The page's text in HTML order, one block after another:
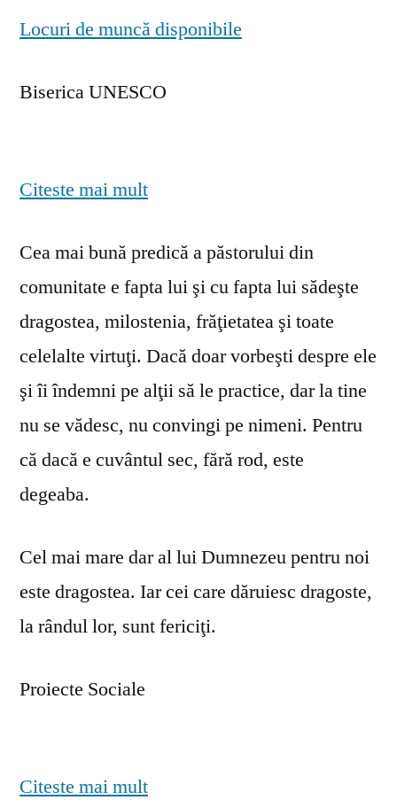
Locuri de muncă disponibile
Biserica UNESCO
Citeste mai mult
Cea mai bună predică a păstorului din
comunitate e fapta lui şi cu fapta lui sădeşte
dragostea, milostenia, frăţietatea şi toate
celelalte virtuţi. Dacă doar vorbeşti despre ele
şi îi îndemni pe alţii să le practice, dar la tine
nu se vă­desc, nu convingi pe nimeni. Pentru
că dacă e cuvântul sec, fără rod, este
degeaba.
Cel mai mare dar al lui Dumnezeu pentru noi
este dragostea. Iar cei care dăruiesc dragoste,
la rândul lor, sunt fericiţi.
Proiecte Sociale
Citeste mai mult